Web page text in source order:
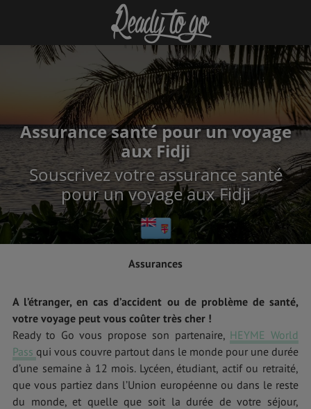
Assurance santé pour un voyage
aux Fidji
Souscrivez votre assurance santé
pour un voyage aux Fidji
Assurances
A l’étranger, en cas d’accident ou de problème de santé,
votre voyage peut vous coûter très cher !
Ready to Go vous propose son partenaire, HEYME World
Pass qui vous couvre partout dans le monde pour une durée
d’une semaine à 12 mois. Lycéen, étudiant, actif ou retraité,
que vous partiez dans l’Union européenne ou dans le reste
du monde, et quelle que soit la durée de votre séjour,